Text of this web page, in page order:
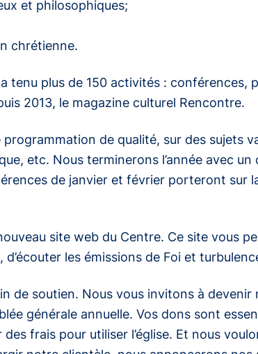
et philosophiques;
chrétienne.
tenu plus de 150 activités : conférences,
2013, le magazine culturel Rencontre.
de qualité, sur des sujets
etc. Nous terminerons l’année avec
de janvier et février porteront sur
site web du Centre. Ce site vous
, d’écouter les émissions de Foi et
de soutien. Nous vous invitons à
générale annuelle. Vos dons sont
frais pour utiliser l’église. Et nous